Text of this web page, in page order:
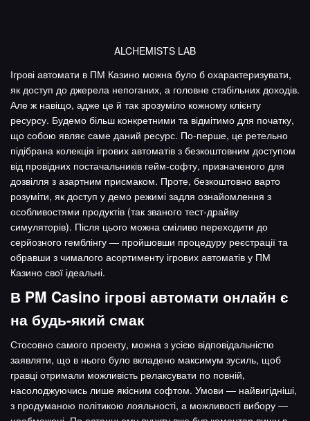
ALCHEMISTS LAB
Ігрові автомати в ПМ Казино можна було б охарактеризувати,
як доступ до джерела непоганих, а головне стабільних доходів.
Але ж навіщо, адже це й так зрозуміло кожному клієнту
ресурсу. Будемо більш конкретними та відмітимо для початку,
що собою являє саме даний ресурс. По-перше, це ретельно
підібрана колекція ігрових автоматів з безкоштовним доступом
від провідних постачальників гейм-софту, призначеного для
дозвілля з азартним присмаком. Проте, безкоштовно варто
розуміти, як доступ у демо режимі задля ознайомлення з
особливостями продуктів (так званого тест-драйву
симуляторів). Після цього можна сміливо переходити до
серйозного гемблінгу — пройшовши процедуру реєстрації та
обравши з чималого асортименту ігрових автоматів у ПМ
Казино свої ідеальні.
В PM Casino ігрові автомати онлайн є
на будь-який смак
Стосовно самого проекту, можна з усією відповідальністю
заявляти, що в нього було вкладено максимум зусиль, щоб
гравці отримали можливість релаксувати по повній,
насолоджуючись лише якісним софтом. Умови — найвигідніші,
з продуманою політикою лояльності, а можливості вибору —